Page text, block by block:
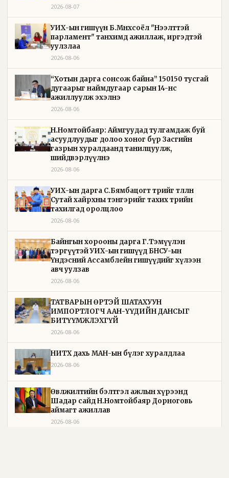
2026-08-07
УИХ-ын гишүүн Б.Мөнхсоёл "Нээлттэй
парламент" танхимд ажиллаж, иргэдтэй
уулзлаа
2026-08-06
“Хотын дарга сонсож байна” 150150 тусгай
дугаарыг наймдугаар сарын 14-нөөс
ажиллуулж эхэлнэ
2026-08-06
Н.Номтойбаяр: Аймгуудад тулгамдаж буй
асуудлуудыг долоо хоног бүр Засгийн
газрын хуралдаанд танилцуулж,
шийдвэрлүүлнэ
2026-08-06
УИХ-ын дарга С.Бямбацогт төрийг төлөөлөн
Сутай хайрхны тэнгэрийг тахих төрийн
тахилгад оролцлоо
2026-08-06
Байнгын хорооны дарга Г.Тэмүүлэн
тэргүүтэй УИХ-ын гишүүд БНСУ-ын
Үндэсний Ассамблейн гишүүдийг хүлээн
авч уулзав
2026-08-06
ТАТВАРЫН ӨРТЭЙ ШАТАХУУН
ИМПОРТЛОГЧ ААН-ҮҮДИЙН ДАНСЫГ
БИТҮҮМЖЛЭХГҮЙ
2026-08-06
НИТХ дахь МАН-ын бүлэг хуралдлаа
2026-08-06
Өвөлжилтийн бэлтгэл ажлын хүрээнд
Шадар сайд Н.Номтойбаяр Дорноговь
аймагт ажиллав
2026-08-06